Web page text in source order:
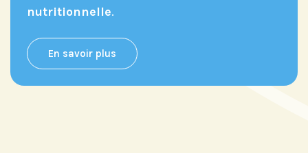
nutritionnelle.
En savoir plus